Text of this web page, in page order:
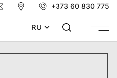
+373 60 830 775
RU